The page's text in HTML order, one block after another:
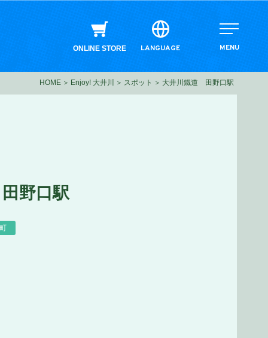
ONLINE STORE LANGUAGE MENU
HOME Enjoy! 大井川 スポット 大井川鐵道 田野口駅
野口駅